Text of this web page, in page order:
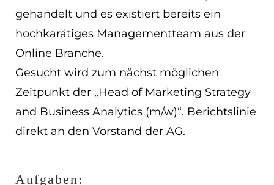
gehandelt und es existiert bereits ein
hochkarätiges Managementteam aus der
Online Branche.
Gesucht wird zum nächst möglichen
Zeitpunkt der „Head of Marketing Strategy
and Business Analytics (m/w)“. Berichtslinie
direkt an den Vorstand der AG.
Aufgaben: